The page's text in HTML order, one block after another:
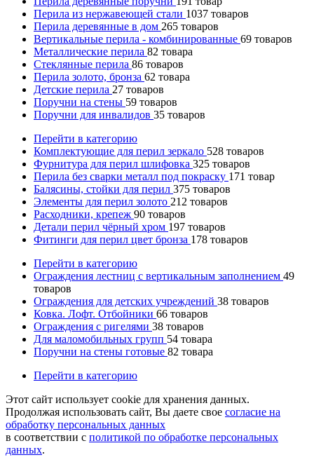
Перила из нержавеющей стали 1037 товаров
Перила деревянные в дом 265 товаров
Вертикальные перила - комбинированные 69 товаров
Металлические перила 82 товара
Стеклянные перила 86 товаров
Перила золото, бронза 62 товара
Детские перила 27 товаров
Поручни на стены 59 товаров
Поручни для инвалидов 35 товаров
Перейти в категорию
Комплектующие для перил зеркало 528 товаров
Фурнитура для перил шлифовка 325 товаров
Перила без сварки металл под покраску 171 товар
Балясины, стойки для перил 375 товаров
Элементы для перил золото 212 товаров
Расходники, крепеж 90 товаров
Детали перил чёрный хром 197 товаров
Фитинги для перил цвет бронза 178 товаров
Перейти в категорию
Ограждения лестниц с вертикальным заполнением 49
товаров
Ограждения для детских учреждений 38 товаров
Ковка. Лофт. Отбойники 66 товаров
Ограждения с ригелями 38 товаров
Для маломобильных групп 54 товара
Поручни на стены готовые 82 товара
Перейти в категорию
Этот сайт использует cookie для хранения данных.
Продолжая использовать сайт, Вы даете свое согласие на
обработку персональных данных
в соответствии с политикой по обработке персональных
данных.